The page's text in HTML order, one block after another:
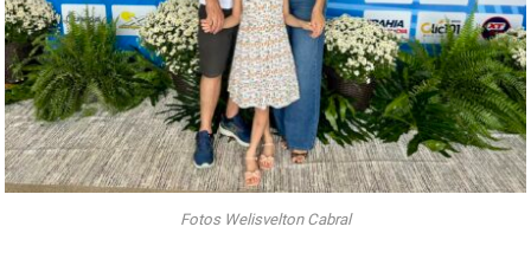
Fotos Welisvelton Cabral